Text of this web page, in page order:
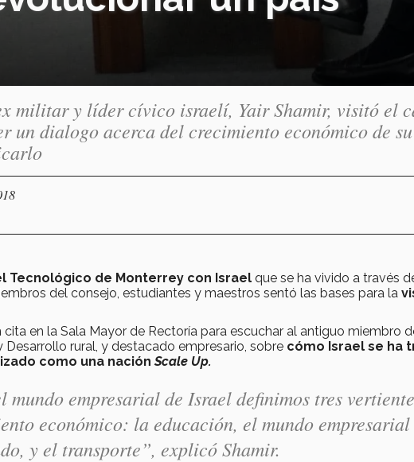
militar y líder cívico israelí, Yair Shamir, visitó el
un dialogo acerca del crecimiento económico de
Tecnológico de Monterrey con Israel que se ha vivido a través
del consejo, estudiantes y maestros sentó las bases para la
cita en la Sala Mayor de Rectoría para escuchar al antiguo miembro
Desarrollo rural, y destacado empresario, sobre cómo Israel se ha
como una naciónScale Up.
mundo empresarial de Israel definimos tres
económico: la educación, el mundo empresarial
y el transporte”, explicó Shamir.